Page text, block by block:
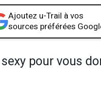
Ajoutez u-Trail à vos
sources préférées
pour vous